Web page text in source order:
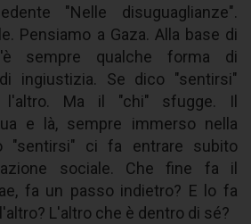
"Nelle disuguaglianze".
Pensiamo a Gaza. Alla base di
sempre qualche forma di
ingiustizia. Se dico "sentirsi"
l'altro. Ma il "chi" sfugge. Il
e là, sempre immerso nella
"sentirsi" ci fa entrare subito
sociale. Che fine fa il
fa un passo indietro? E lo fa
L'altro che è dentro di sé?